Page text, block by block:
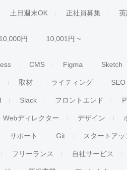
土日週末OK 正社員募集
円 10,001円 ~
CMS Figma Sketch
取材 ライティング SEO
Slack フロントエンド
Webディレクター デザイン
サポート Git スタートアッ
フリーランス 自社サービス